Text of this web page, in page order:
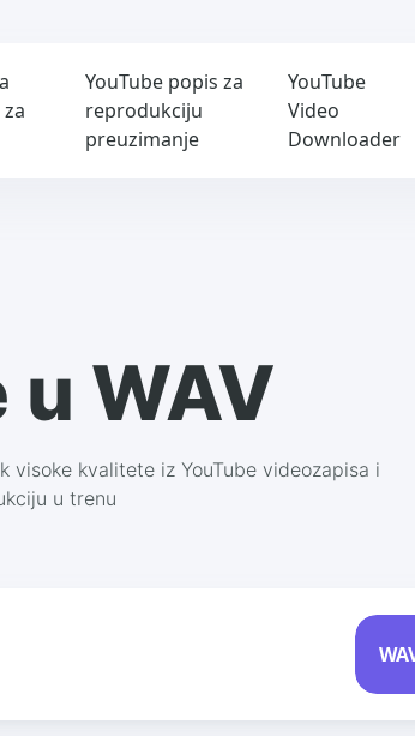
YouTube popis za
reprodukciju
preuzimanje
YouTube
Video
Downloader
u WAV
visoke kvalitete iz YouTube videozapisa i
u trenu